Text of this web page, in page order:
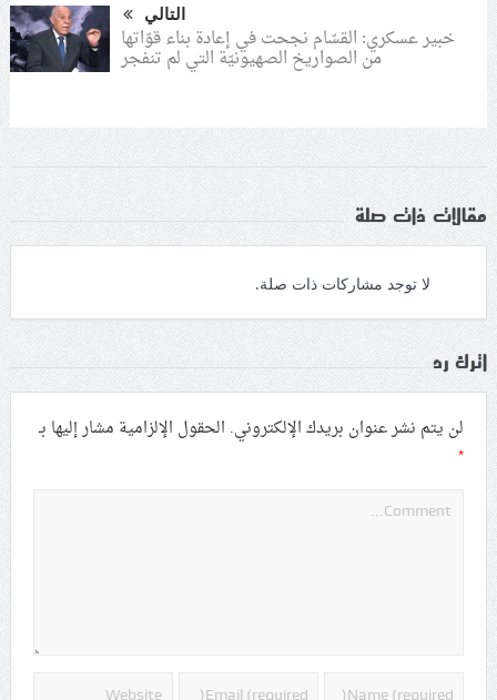
التالي
خبير عسكري: القسّام نجحت في إعادة بناء قوّاتها
من الصواريخ الصهيونيّة التي لم تنفجر
مقالات ذات صلة
لا توجد مشاركات ذات صلة.
اترك رد
لن يتم نشر عنوان بريدك الإلكتروني. الحقول الإلزامية مشار إليها بـ
*